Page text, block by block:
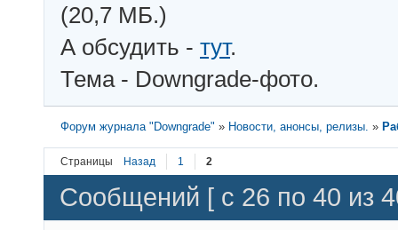
(20,7 МБ.)
А обсудить - тут.
Тема - Downgrade-фото.
Форум журнала "Downgrade" » Новости, анонсы, релизы. »
Страницы Назад 1 2
Сообщений [ с 26 по 40 из